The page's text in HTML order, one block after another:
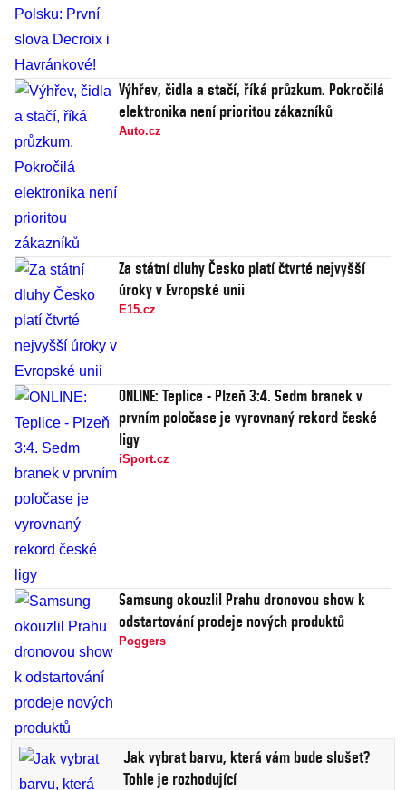
Výhřev, čidla a stačí, říká průzkum. Pokročilá
elektronika není prioritou zákazníků
Auto.cz
Za státní dluhy Česko platí čtvrté nejvyšší
úroky v Evropské unii
E15.cz
ONLINE: Teplice - Plzeň 3:4. Sedm branek v
prvním poločase je vyrovnaný rekord české
ligy
iSport.cz
Samsung okouzlil Prahu dronovou show k
odstartování prodeje nových produktů
Poggers
Jak vybrat barvu, která vám bude slušet?
Tohle je rozhodující